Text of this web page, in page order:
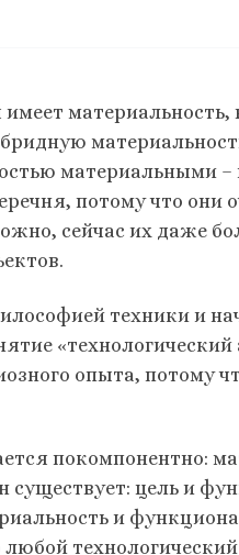
материальными –
потому что они
сейчас их даже
техники и
опыта, потому
покомпонентно:
существует: цель и
и